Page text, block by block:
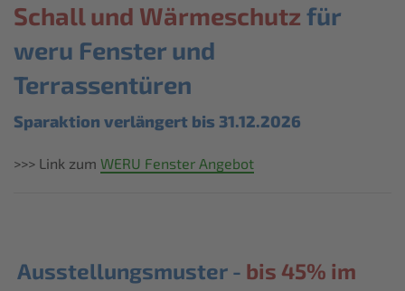
Schall und Wärmeschutzfür
weru Fenster und
Terrassentüren
Sparaktion verlängert bis 31.12.2026
>>> Link zumWERU Fenster Angebot
Ausstellungsmuster - bis 45% im